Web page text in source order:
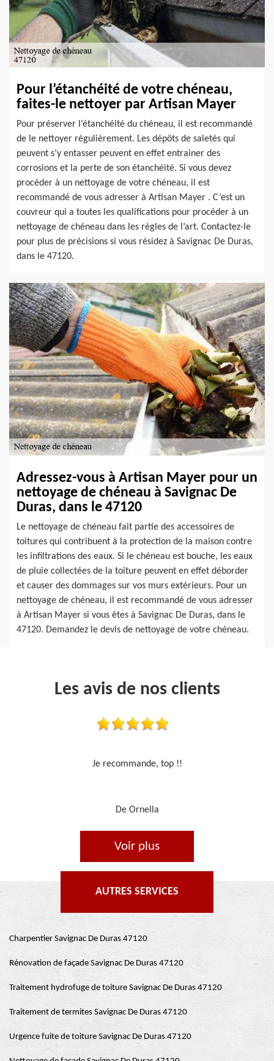
Pour l’étanchéité de votre chéneau,
faites-le nettoyer par Artisan Mayer
Pour préserver l’étanchéité du chéneau, il est recommandé
de le nettoyer régulièrement. Les dépôts de saletés qui
peuvent s’y entasser peuvent en effet entrainer des
corrosions et la perte de son étanchéité. Si vous devez
procéder à un nettoyage de votre chéneau, il est
recommandé de vous adresser à Artisan Mayer . C’est un
couvreur qui a toutes les qualifications pour procéder à un
nettoyage de chéneau dans les règles de l’art. Contactez-le
pour plus de précisions si vous résidez à Savignac De Duras,
dans le 47120.
Adressez-vous à Artisan Mayer pour un
nettoyage de chéneau à Savignac De
Duras, dans le 47120
Le nettoyage de chéneau fait partie des accessoires de
toitures qui contribuent à la protection de la maison contre
les infiltrations des eaux. Si le chéneau est bouche, les eaux
de pluie collectées de la toiture peuvent en effet déborder
et causer des dommages sur vos murs extérieurs. Pour un
nettoyage de chéneau, il est recommandé de vous adresser
à Artisan Mayer si vous êtes à Savignac De Duras, dans le
47120. Demandez le devis de nettoyage de votre chéneau.
Les avis de nos clients
Travail sérieux
De Je cours je peins
Voir plus
AUTRES SERVICES
Charpentier Savignac De Duras 47120
Rénovation de façade Savignac De Duras 47120
Traitement hydrofuge de toiture Savignac De Duras 47120
Traitement de termites Savignac De Duras 47120
Urgence fuite de toiture Savignac De Duras 47120